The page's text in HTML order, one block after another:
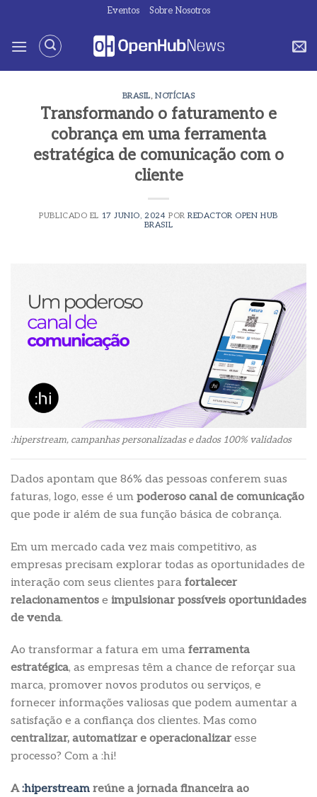
contenido
Eventos Sobre Nosotros
BRASIL, NOTÍCIAS
Transformando o faturamento e
cobrança em uma ferramenta
estratégica de comunicação com o
cliente
PUBLICADO EL 17 JUNIO, 2024 PORREDACTOR OPEN HUB
BRASIL
:hiperstream, campanhas personalizadas e dados 100% validados
Dados apontam que 86% das pessoas conferem suas
faturas, logo, esse é um poderoso canal de comunicação
que pode ir além de sua função básica de cobrança.
Em um mercado cada vez mais competitivo, as
empresas precisam explorar todas as oportunidades de
interação com seus clientes para fortalecer
relacionamentos e impulsionar possíveis oportunidades
de venda.
Ao transformar a fatura em uma ferramenta
estratégica, as empresas têm a chance de reforçar sua
marca, promover novos produtos ou serviços, e
fornecer informações valiosas que podem aumentar a
satisfação e a confiança dos clientes. Mas como
centralizar, automatizar e operacionalizar esse
processo? Com a :hi!
A:hiperstream reúne a jornada financeira ao